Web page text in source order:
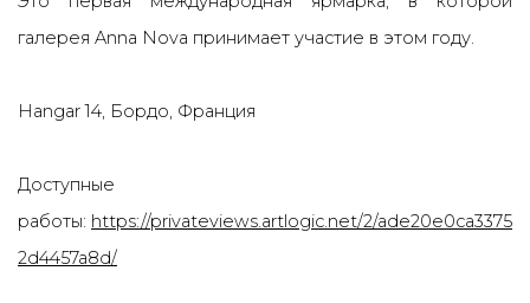
галерея Anna Nova принимает участие в этом году.
Hangar 14, Бордо, Франция
Доступные
работы: https://privateviews.artlogic.net/2/ade20e0ca3375
2d4457a8d/